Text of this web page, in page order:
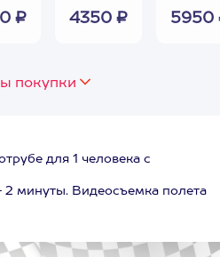
₽ 4350 ₽ 5950
покупки
для 1 человека с
минуты. Видеосъемка полета